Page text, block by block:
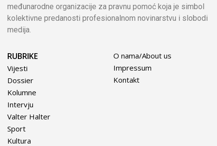
međunarodne organizacije za pravnu pomoć koja je simbol
kolektivne predanosti profesionalnom novinarstvu i slobodi
medija.
RUBRIKE
Vijesti
Dossier
Kolumne
Intervju
Valter Halter
Sport
Kultura
O nama/About us
Impressum
Kontakt